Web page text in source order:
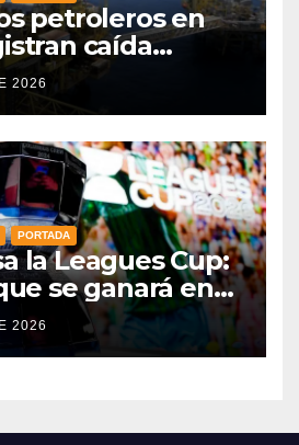
petroleros en
caída
década
2026
PORTADA
la Leagues Cup:
se ganará en
2026